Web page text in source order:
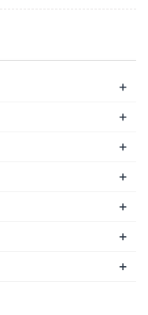
+
+
+
+
+
+
+